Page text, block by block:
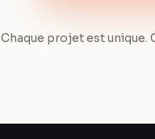
Chaque projet est